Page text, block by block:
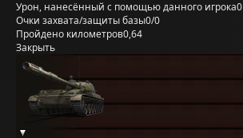
Урон, нанесённый с помощью данного игрока0
Очки захвата/защиты базы0/0
Пройдено километров0,64
Закрыть